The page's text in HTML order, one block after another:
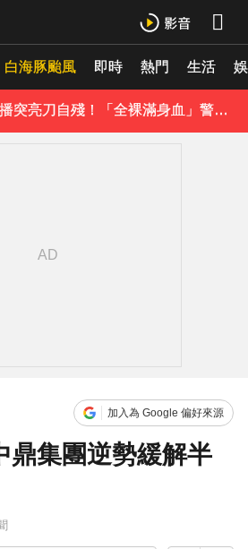
白海豚颱風 即時 熱門 生活《理財達人秀》X 安聯投信免費講座報名中！搶先卡位 2027
48歲男星直播突亮刀自殘！「全裸滿身血」警急破門 家屬發聲曝現況
加入為 Google 偏好來源
鼎集團逆勢緩解半